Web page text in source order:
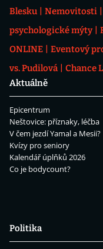
Blesku
Nemovitosti
psychologické mýty
ONLINE
Eventový
vs. Pudilová
Chance
Aktuálně
Epicentrum
Neštovice: příznaky, léčba
V čem jezdí Yamal a Mesii?
Kvízy pro seniory
Kalendář úplňků 2026
Co je bodycount?
Politika